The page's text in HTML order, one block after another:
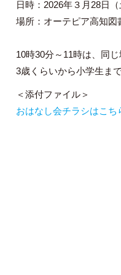
日時：2026年３月28日
場所：オーテピア高知
10時30分～11時は、同じ
3歳くらいから小学生ま
＜添付ファイル＞
おはなし会チラシはこち